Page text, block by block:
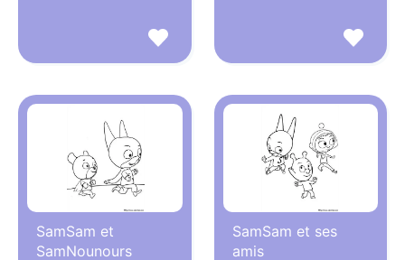
SamSam et
SamNounours
SamSam et ses
amis